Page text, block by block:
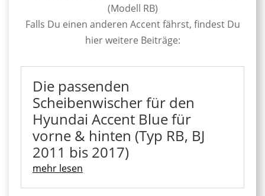
(Modell RB)
Falls Du einen anderen Accent fährst, findest Du
hier weitere Beiträge:
Die passenden
Scheibenwischer für den
Hyundai Accent Blue für
vorne & hinten (Typ RB, BJ
2011 bis 2017)
mehr lesen